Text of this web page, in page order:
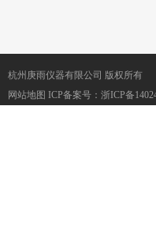
杭州庚雨仪器有限公司 版权所有
网站地图 ICP备案号： 浙ICP备